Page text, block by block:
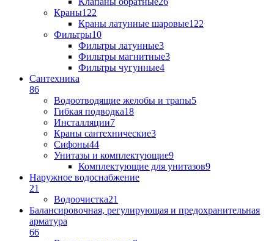
Краны122
Краны латунные шаровые122
Фильтры10
Фильтры латунные3
Фильтры магнитные3
Фильтры чугунные4
Сантехника
86
Водоотводящие желобы и трапы5
Гибкая подводка18
Инсталляции7
Краны сантехнические3
Сифоны44
Унитазы и комплектующие9
Комплектующие для унитазов9
Наружное водоснабжение
21
Водоочистка21
Балансировочная, регулирующая и предохранительная
арматура
66